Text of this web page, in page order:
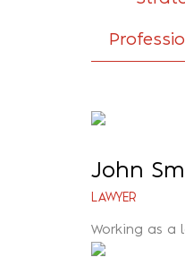
John
LAWYER
Working as a